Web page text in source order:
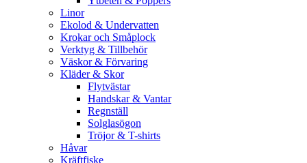
Linor
Ekolod & Undervatten
Krokar och Småplock
Verktyg & Tillbehör
Väskor & Förvaring
Kläder & Skor
Flytvästar
Handskar & Vantar
Regnställ
Solglasögon
Tröjor & T-shirts
Håvar
Kräftfiske